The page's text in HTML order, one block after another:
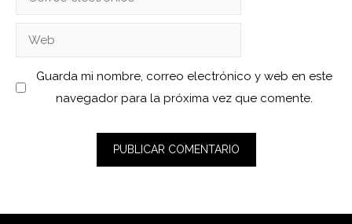
Guarda mi nombre, correo electrónico y web en este
navegador para la próxima vez que comente.